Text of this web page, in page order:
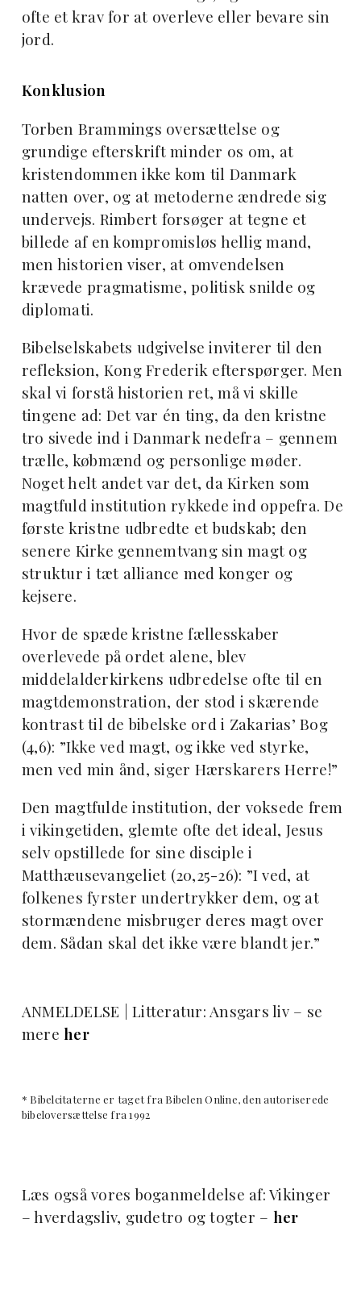
ofte et krav for at overleve eller bevare sin
jord.
Konklusion
Torben Brammings oversættelse og
grundige efterskrift minder os om, at
kristendommen ikke kom til Danmark
natten over, og at metoderne ændrede sig
undervejs. Rimbert forsøger at tegne et
billede af en kompromisløs hellig mand,
men historien viser, at omvendelsen
krævede pragmatisme, politisk snilde og
diplomati.
Bibelselskabets udgivelse inviterer til den
refleksion, Kong Frederik efterspørger. Men
skal vi forstå historien ret, må vi skille
tingene ad: Det var én ting, da den kristne
tro sivede ind i Danmark nedefra – gennem
trælle, købmænd og personlige møder.
Noget helt andet var det, da Kirken som
magtfuld institution rykkede ind oppefra. De
første kristne udbredte et budskab; den
senere Kirke gennemtvang sin magt og
struktur i tæt alliance med konger og
kejsere.
Hvor de spæde kristne fællesskaber
overlevede på ordet alene, blev
middelalderkirkens udbredelse ofte til en
magtdemonstration, der stod i skærende
kontrast til de bibelske ord i Zakarias’ Bog
(4,6): ”Ikke ved magt, og ikke ved styrke,
men ved min ånd, siger Hærskarers Herre!”
Den magtfulde institution, der voksede frem
i vikingetiden, glemte ofte det ideal, Jesus
selv opstillede for sine disciple i
Matthæusevangeliet (20,25-26): ”I ved, at
folkenes fyrster undertrykker dem, og at
stormændene misbruger deres magt over
dem. Sådan skal det ikke være blandt jer.”
ANMELDELSE | Litteratur: Ansgars liv – se
mereher
* Bibelcitaterne er taget fra Bibelen Online, den autoriserede
bibeloversættelse fra 1992
Læs også vores boganmeldelse af: Vikinger
– hverdagsliv, gudetro og togter – her